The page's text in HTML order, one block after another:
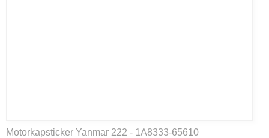
Motorkapsticker Yanmar 222 - 1A8333-65610